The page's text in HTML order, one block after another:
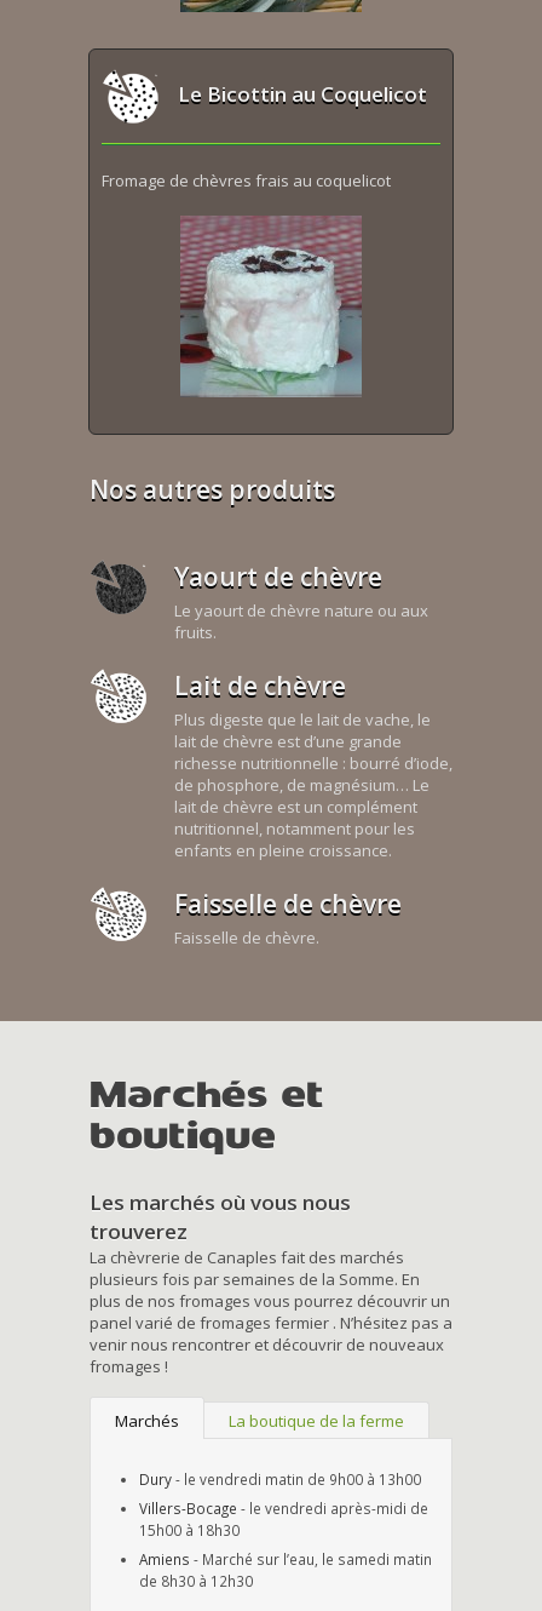
Le Bicottin au Coquelicot
Fromage de chèvres frais au coquelicot
Nos autres produits
Yaourt de chèvre
Le yaourt de chèvre nature ou aux
fruits.
Lait de chèvre
Plus digeste que le lait de vache, le
lait de chèvre est d’une grande
richesse nutritionnelle : bourré d’iode,
de phosphore, de magnésium… Le
lait de chèvre est un complément
nutritionnel, notamment pour les
enfants en pleine croissance.
Faisselle de chèvre
Faisselle de chèvre.
Marchés et
boutique
Les marchés où vous nous
trouverez
La chèvrerie de Canaples fait des marchés
plusieurs fois par semaines de la Somme. En
plus de nos fromages vous pourrez découvrir un
panel varié de fromages fermier . N’hésitez pas a
venir nous rencontrer et découvrir de nouveaux
fromages !
Marchés La boutique de la ferme
Dury- le vendredi matin de 9h00 à 13h00
Villers-Bocage - le vendredi après-midi de
15h00 à 18h30
Amiens - Marché sur l’eau, le samedi matin
de 8h30 à 12h30